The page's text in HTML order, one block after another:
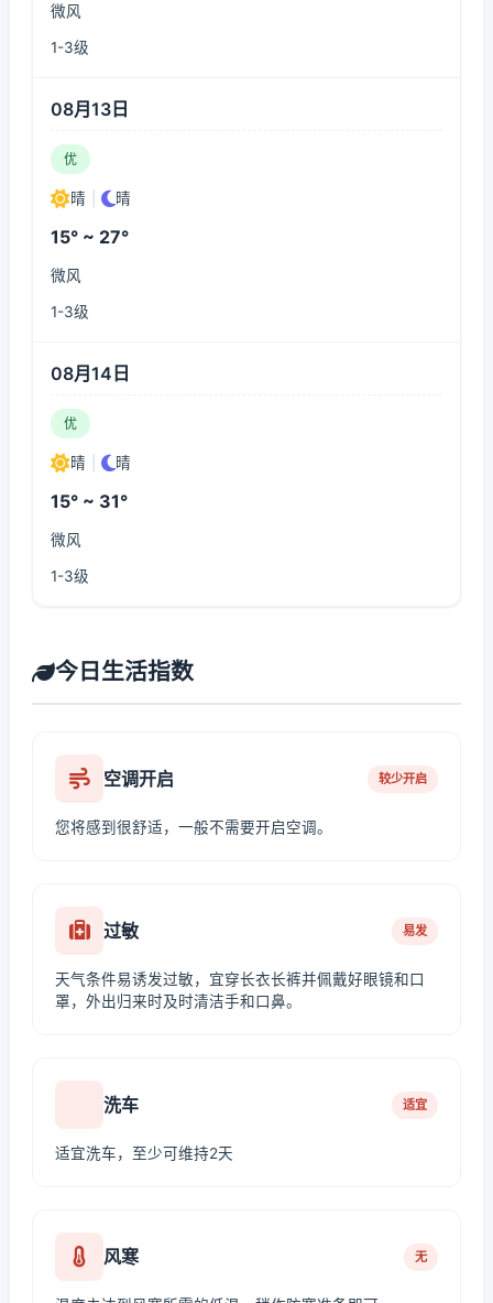
微风
1-3级
08月13日
优
晴 晴
15° ~ 27°
微风
1-3级
08月14日
优
晴 晴
15° ~ 31°
微风
1-3级
今日生活指数
空调开启 较少开启
您将感到很舒适，一般不需要开启空调。
过敏 易发
天气条件易诱发过敏，宜穿长衣长裤并佩戴好眼镜和口
罩，外出归来时及时清洁手和口鼻。
洗车 适宜
适宜洗车，至少可维持2天
风寒 无